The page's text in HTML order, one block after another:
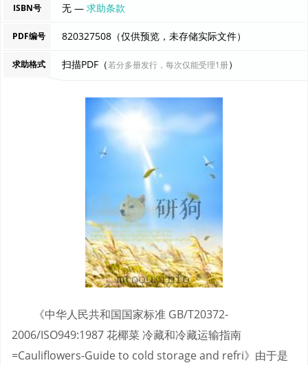
ISBN号 无 —求助条款
PDF编号 820327508（仅供预览，未存储实际文件）
求助格式 扫描PDF（若分多册发行，每次仅能受理1册）
《中华人民共和国国家标准 GB/T20372-
2006/ISO949:1987 花椰菜 冷藏和冷藏运输指南
=Cauliflowers-Guide to cold storage and refri》由于是